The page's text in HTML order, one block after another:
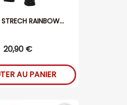
RAINBOW...
20,90 €
AU PANIER